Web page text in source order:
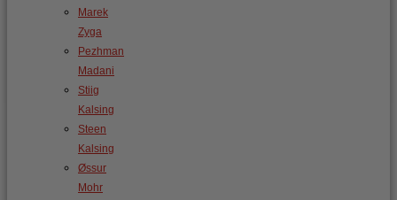
Marek
Zyga
Pezhman
Madani
Stiig
Kalsing
Steen
Kalsing
Øssur
Mohr